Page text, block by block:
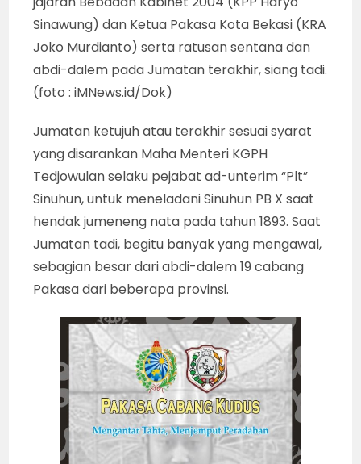
Sinawung) dan Ketua Pakasa Kota Bekasi (KRA
Joko Murdianto) serta ratusan sentana dan
abdi-dalem pada Jumatan terakhir, siang tadi.
(foto : iMNews.id/Dok)
Jumatan ketujuh atau terakhir sesuai syarat
yang disarankan Maha Menteri KGPH
Tedjowulan selaku pejabat ad-unterim “Plt”
Sinuhun, untuk meneladani Sinuhun PB X saat
hendak jumeneng nata pada tahun 1893. Saat
Jumatan tadi, begitu banyak yang mengawal,
sebagian besar dari abdi-dalem 19 cabang
Pakasa dari beberapa provinsi.